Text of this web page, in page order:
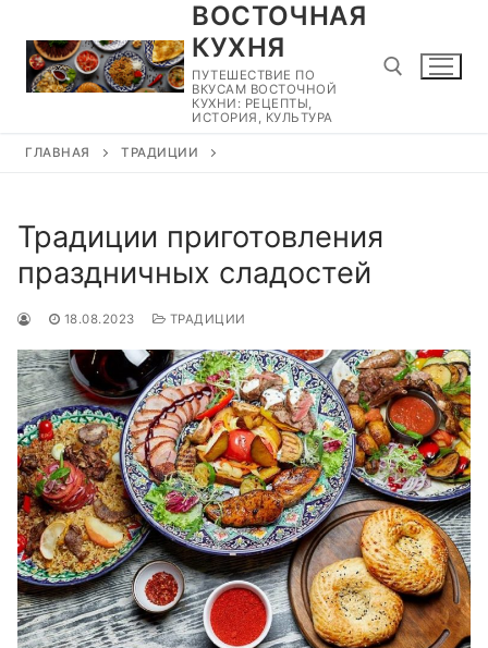
содержимому
ВОСТОЧНАЯ
КУХНЯ
ПУТЕШЕСТВИЕ ПО
ВКУСАМ ВОСТОЧНОЙ
КУХНИ: РЕЦЕПТЫ,
ИСТОРИЯ, КУЛЬТУРА
ГЛАВНАЯ ТРАДИЦИИ
Традиции приготовления
праздничных сладостей
18.08.2023 ТРАДИЦИИ